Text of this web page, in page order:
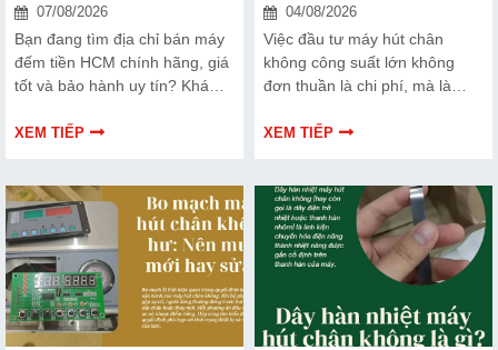
07/08/2026
Bạn đang tìm địa chỉ bán máy
đếm tiền HCM chính hãng, giá
tốt và bảo hành uy tín? Khám
nhiều doanh nghiệp, cửa hàng
XEM TIẾP
04/08/2026
Việc đầu tư máy hút chân
không công suất lớn không
đơn thuần là chi phí, mà là
sản phẩm và nâng cao vị thế
điểm của thiết bị này để có
thêm thông tin và giúp bạn đưa
ra lựa chọn phù hợp, hiệu quả
hơn nhé!
XEM TIẾP